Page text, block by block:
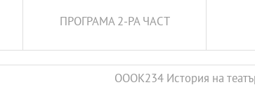
ПРОГРАМА 2-РА ЧАСТ
OOOK234 История на